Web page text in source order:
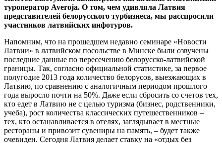
туроператор Averoja. О том, чем удивляла Латвия
представителей белорусского турбизнеса, мы расспросили
участников латвийских инфотуров.
Напомним, что на прошедшем недавно семинаре «Новости
Латвии» в латвийском посольстве в Минске были озвучены
последние данные по пересечению белорусско-латвийской
границы. Так, согласно официальной статистике, за первое
полугодие 2013 года количество белорусов, выезжающих в
Латвию, по сравнению с аналогичным периодом прошлого
года выросло почти на 50%. Даже если сбросить со счетов тех,
кто едет в Латвию не с целью туризма (бизнес, родственники,
учеба), рост количества классических путешественников –
тех, кто останавливается в отелях, заглядывает в местные
рестораны и привозит сувениры на память, – будет также
очевиден. Сегодня Латвия делает ставку на «отдых без